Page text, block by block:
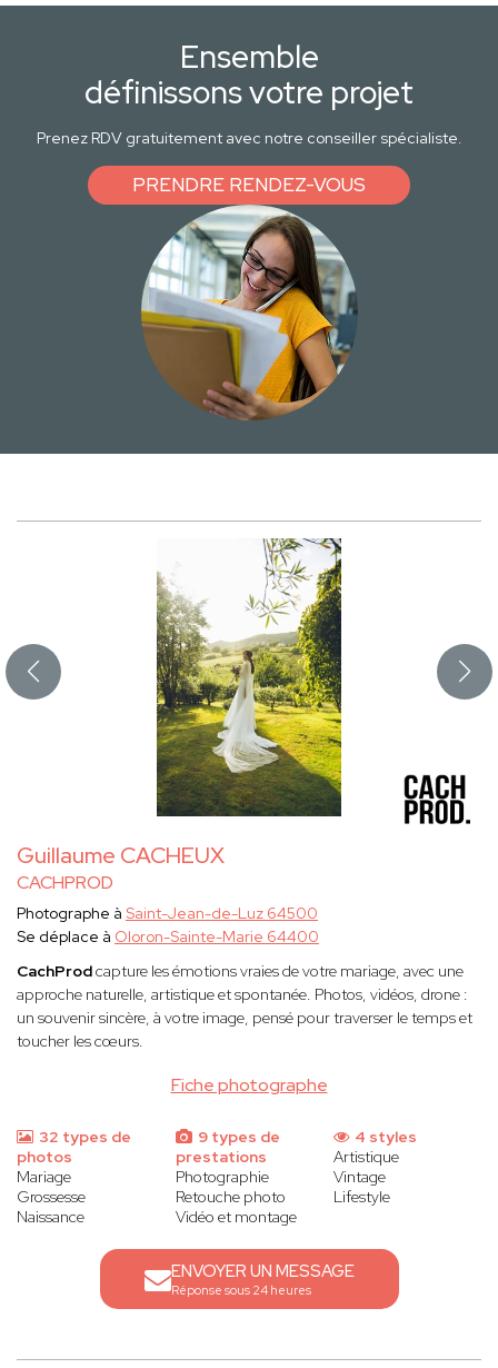
Ensemble
définissons votre projet
Prenez RDV gratuitement avec notre conseiller spécialiste.
PRENDRE RENDEZ-VOUS
Guillaume CACHEUX
CACHPROD
Fiche photographe
Photographe à Saint-Jean-de-Luz 64500
Se déplace à Oloron-Sainte-Marie 64400
CachProdcapture les émotions vraies de votre mariage, avec une
approche naturelle, artistique et spontanée. Photos, vidéos, drone :
un souvenir sincère, à votre image, pensé pour traverser le temps et
toucher les cœurs.
32 types de
photos
Mariage
Grossesse
Naissance
9 types de
prestations
Photographie
Retouche photo
Vidéo et montage
4 styles
Artistique
Vintage
Lifestyle
ENVOYER UN MESSAGE
Réponse sous 24 heures